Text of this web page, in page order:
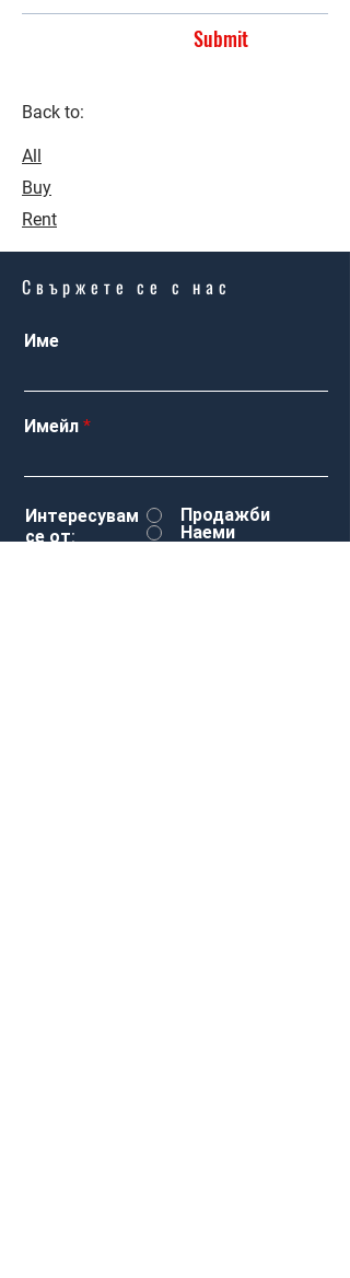
Submit
Back to:
All
Buy
Rent
Свържете се с нас
Име
Имейл
Интересувам
се от:
Продажби
Наеми